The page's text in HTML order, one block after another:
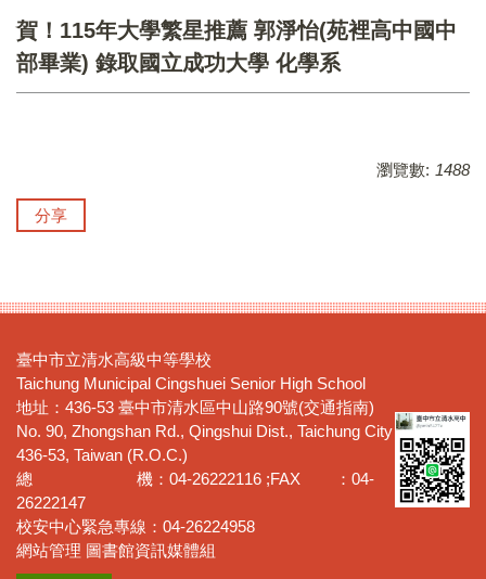
賀！115年大學繁星推薦 郭淨怡(苑裡高中國中
部畢業) 錄取國立成功大學 化學系
瀏覽數: 1488
分享
臺中市立清水高級中等學校
Taichung Municipal Cingshuei Senior High School
地址：436-53 臺中市清水區中山路90號(交通指南)
No. 90, Zhongshan Rd., Qingshui Dist., Taichung City
436-53, Taiwan (R.O.C.)
總 機：04-26222116 ;FAX ：04-
26222147
校安中心緊急專線：04-26224958
網站管理 圖書館資訊媒體組